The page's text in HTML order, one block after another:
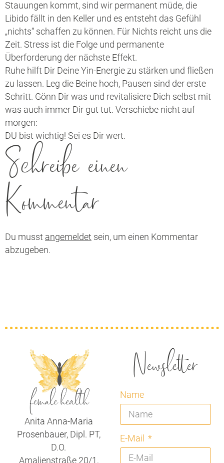
Stauungen kommt, sind wir permanent müde, die
Libido fällt in den Keller und es entsteht das Gefühl
„nichts“ schaffen zu können. Für Nichts reicht uns die
Zeit. Stress ist die Folge und permanente
Überforderung der nächste Effekt.
Ruhe hilft Dir Deine Yin-Energie zu stärken und fließen
zu lassen. Leg die Beine hoch, Pausen sind der erste
Schritt. Gönn Dir was und revitalisiere Dich selbst mit
was auch immer Dir gut tut. Verschiebe nicht auf
morgen:
DU bist wichtig! Sei es Dir wert.
Schreibe einen
Kommentar
Du musst angemeldet sein, um einen Kommentar
abzugeben.
Anita Anna-Maria
Prosenbauer, Dipl. PT,
D.O.
Amalienstraße 20/1,
Newsletter
Name
E-Mail